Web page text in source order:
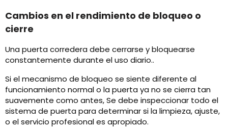
Cambios en el rendimiento de bloqueo o
cierre
Una puerta corredera debe cerrarse y bloquearse
constantemente durante el uso diario..
Si el mecanismo de bloqueo se siente diferente al
funcionamiento normal o la puerta ya no se cierra tan
suavemente como antes, Se debe inspeccionar todo el
sistema de puerta para determinar si la limpieza, ajuste,
o el servicio profesional es apropiado.